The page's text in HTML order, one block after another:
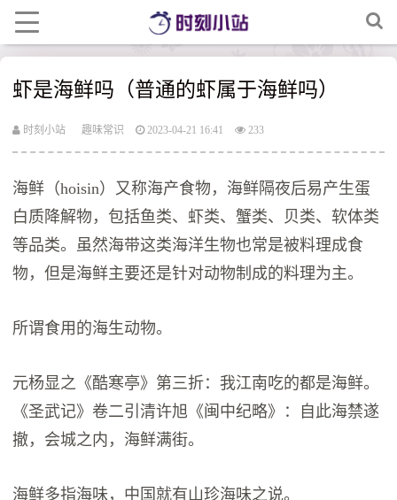
虾是海鲜吗（普通的虾属于海鲜吗）
时刻小站 趣味常识 2023-04-21 16:41 233
海鲜（hoisin）又称海产食物，海鲜隔夜后易产生蛋
白质降解物，包括鱼类、虾类、蟹类、贝类、软体类
等品类。虽然海带这类海洋生物也常是被料理成食
物，但是海鲜主要还是针对动物制成的料理为主。
所谓食用的海生动物。
元杨显之《酷寒亭》第三折：我江南吃的都是海鲜。
《圣武记》卷二引清许旭《闽中纪略》：自此海禁遂
撤，会城之内，海鲜满街。
海鲜多指海味，中国就有山珍海味之说。